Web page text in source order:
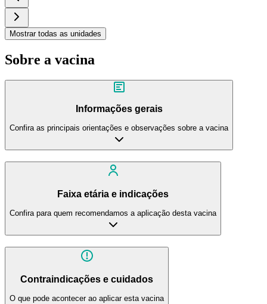
Mostrar todas as unidades
Sobre a vacina
Informações gerais
Confira as principais orientações e observações sobre a vacina
Faixa etária e indicações
Confira para quem recomendamos a aplicação desta vacina
Contraindicações e cuidados
O que pode acontecer ao aplicar esta vacina